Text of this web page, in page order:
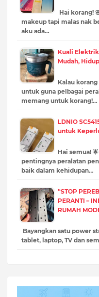
Hai korang!
makeup tapi malas nak
aku ada…
Kuali Elektrik
Mudah,
Kalau
untuk guna pelbagai
memang untuk korang!…
LDNIO
untuk
Hai semua!
pentingnya peralatan
baik dalam kehidupan…
“STOP
PERANTI –
RUMAH
Bayangkan satu power
tablet, laptop, TV dan